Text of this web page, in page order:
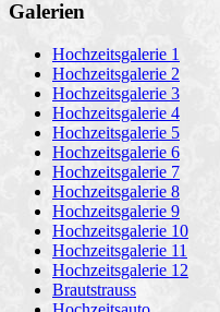
Galerien
Hochzeitsgalerie 1
Hochzeitsgalerie 2
Hochzeitsgalerie 3
Hochzeitsgalerie 4
Hochzeitsgalerie 5
Hochzeitsgalerie 6
Hochzeitsgalerie 7
Hochzeitsgalerie 8
Hochzeitsgalerie 9
Hochzeitsgalerie 10
Hochzeitsgalerie 11
Hochzeitsgalerie 12
Brautstrauss